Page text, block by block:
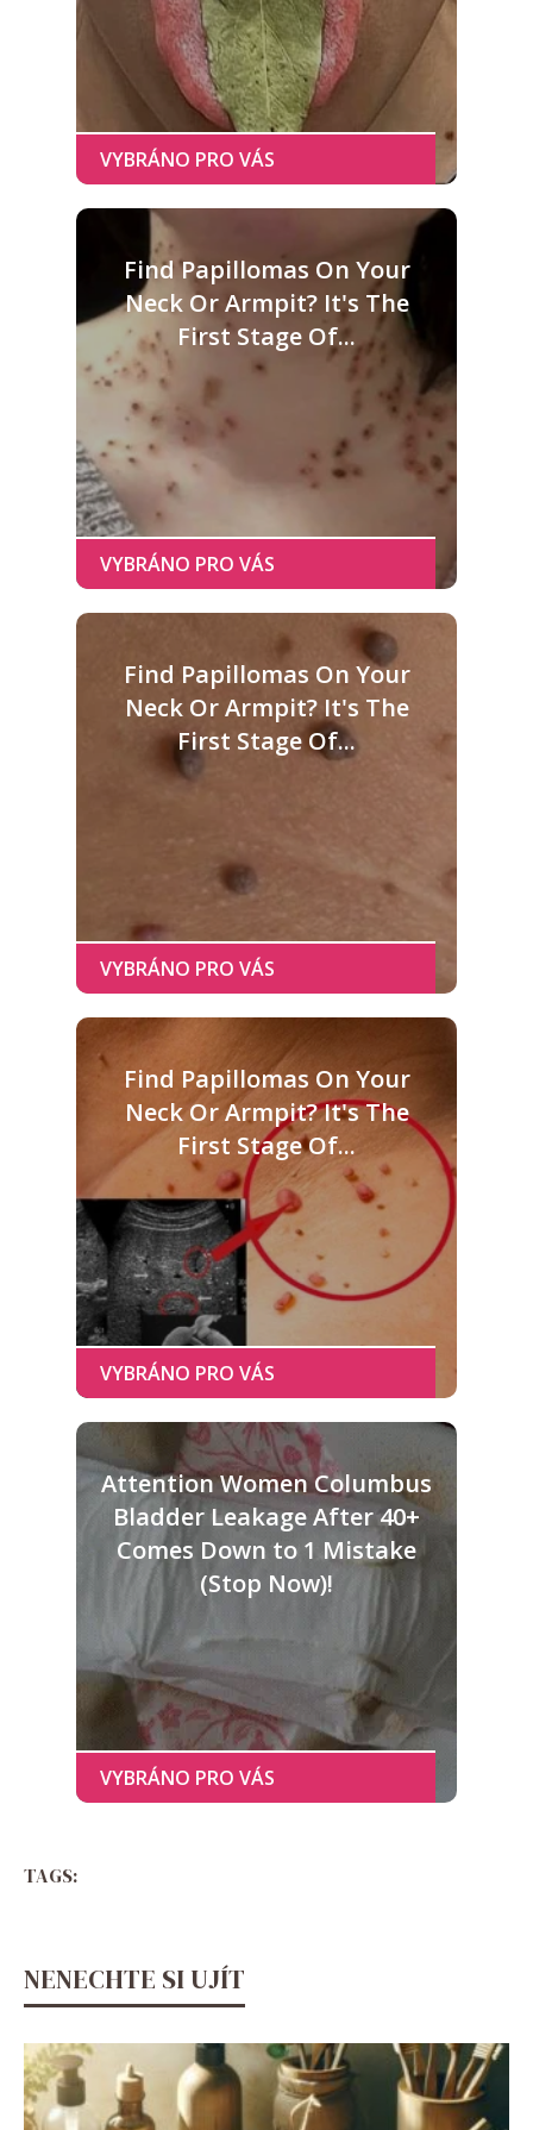
Find Papillomas On Your
Neck Or Armpit? It's The
First Stage Of...
Find Papillomas On Your
Neck Or Armpit? It's The
First Stage Of...
Find Papillomas On Your
Neck Or Armpit? It's The
First Stage Of...
Attention Women Columbus
Bladder Leakage After 40+
Comes Down to 1 Mistake
(Stop Now)!
TAGS:
NENECHTE SI UJÍT